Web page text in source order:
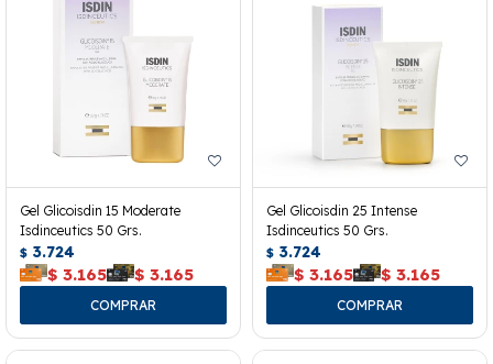
Gel Glicoisdin 15 Moderate
Isdinceutics 50 Grs.
$ 3.724
$ 3.165 $ 3.165
Gel Glicoisdin 25 Intense
Isdinceutics 50 Grs.
$ 3.724
$ 3.165 $ 3.165